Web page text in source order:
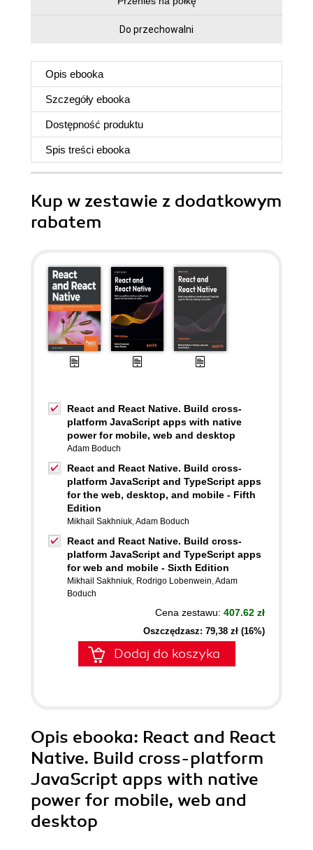
Do przechowalni
Opis ebooka
Szczegóły ebooka
Dostępność produktu
Spis treści ebooka
Kup w zestawie z dodatkowym
rabatem
React and React Native. Build cross-
platform JavaScript apps with native
power for mobile, web and desktop
Adam Boduch
React and React Native. Build cross-
platform JavaScript and TypeScript apps
for the web, desktop, and mobile - Fifth
Edition
Mikhail Sakhniuk,Adam Boduch
React and React Native. Build cross-
platform JavaScript and TypeScript apps
for web and mobile - Sixth Edition
Mikhail Sakhniuk, Rodrigo Lobenwein,Adam
Boduch
Cena zestawu: 407.62 zł
Oszczędzasz: 79,38 zł (16%)
Dodaj do koszyka
Opis ebooka: React and React
Native. Build cross-platform
JavaScript apps with native
power for mobile, web and
desktop